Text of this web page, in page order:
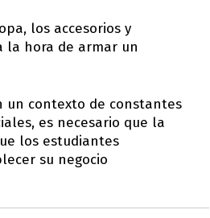
los accesorios y
la hora de armar un
un contexto de constantes
es necesario que la
los estudiantes
su negocio